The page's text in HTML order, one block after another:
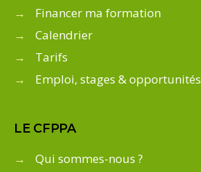
→
Financer ma formation
→
Calendrier
→
Tarifs
→
Emploi, stages & opportunités
LE CFPPA
→
Qui sommes-nous ?